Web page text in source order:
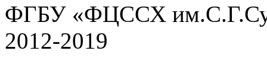
ФГБУ «ФЦССХ
2012-2019